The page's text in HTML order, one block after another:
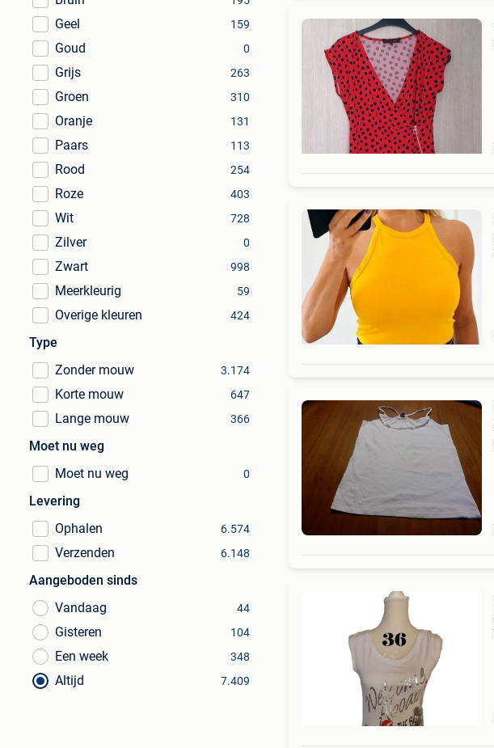
Geel 159
Goud 0
Grijs 263
Groen 310
Oranje 131
Paars 113
Rood 254
Roze 403
Wit 728
Zilver 0
Zwart 998
Meerkleurig 59
Overige kleuren 424
Type
Zonder mouw
3.174
Korte mouw 647
Lange mouw 366
Moet nu weg
Moet nu weg
0
Levering
Ophalen
6.574
Verzenden 6.148
Aangeboden sinds
Vandaag
44
Gisteren 104
Een week 348
Altijd 7.409